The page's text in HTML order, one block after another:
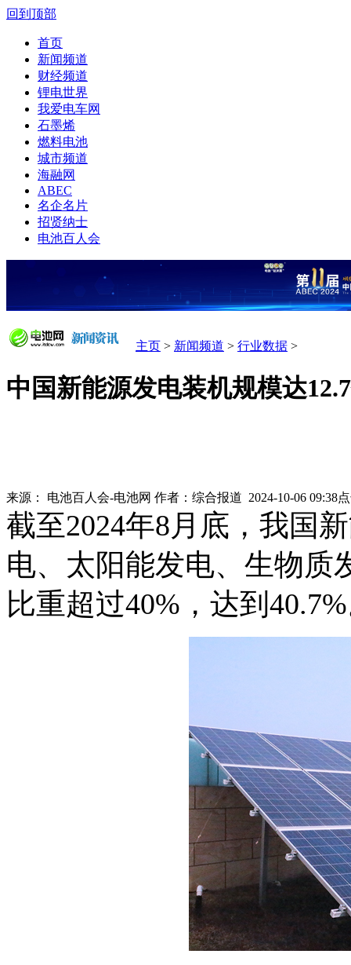
回到顶部
首页
新闻频道
财经频道
锂电世界
我爱电车网
石墨烯
燃料电池
城市频道
海融网
ABEC
名企名片
招贤纳士
电池百人会
主页 > 新闻频道 > 行业数据 >
中国新能源发电装机规模达
来源： 电池百人会-电池网 作者： 综合报道 2024-10-06 09:38
截至2024年8月底，我国
电、太阳能发电、生物质
比重超过40%，达到